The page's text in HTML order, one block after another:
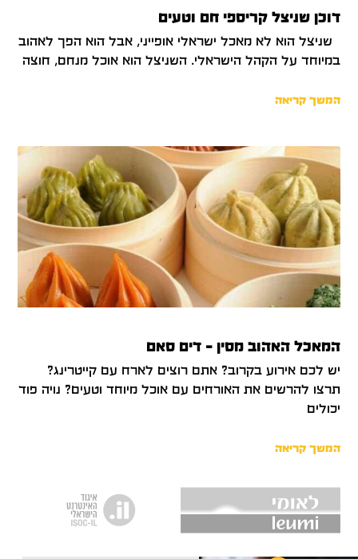
דוכן שניצל קריספי חם וטעים
שניצל הוא לא מאכל ישראלי אופייני, אבל הוא הפך לאהוב
במיוחד על הקהל הישראלי. השניצל הוא אוכל מנחם, חוצה
המשך קריאה
המאכל האהוב מסין – דים סאם
יש לכם אירוע בקרוב? אתם רוצים לארח עם קייטרינג?
תרצו להרשים את האורחים עם אוכל מיוחד וטעים? נויה פוד
יכולים
המשך קריאה